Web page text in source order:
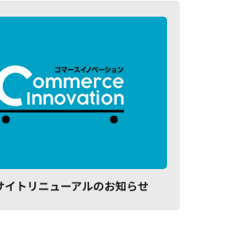
イトリニューアルのお知らせ